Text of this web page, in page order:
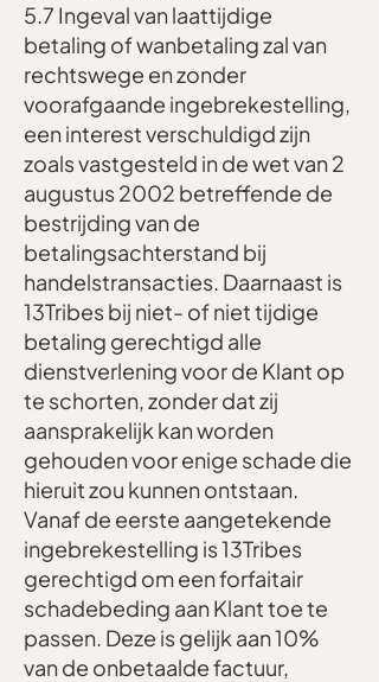
5.7 Ingeval van laattijdige
betaling of wanbetaling zal van
rechtswege en zonder
voorafgaande ingebrekestelling,
een interest verschuldigd zijn
zoals vastgesteld in de wet van 2
augustus 2002 betreffende de
bestrijding van de
betalingsachterstand bij
handelstransacties. Daarnaast is
13Tribes bij niet- of niet tijdige
betaling gerechtigd alle
dienstverlening voor de Klant op
te schorten, zonder dat zij
aansprakelijk kan worden
gehouden voor enige schade die
hieruit zou kunnen ontstaan.
Vanaf de eerste aangetekende
ingebrekestelling is 13Tribes
gerechtigd om een forfaitair
schadebeding aan Klant toe te
passen. Deze is gelijk aan 10%
van de onbetaalde factuur,